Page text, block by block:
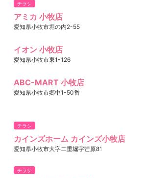
チラシ
アミカ 小牧店
愛知県小牧市堀の内2-55
イオン 小牧店
愛知県小牧市東1-126
ABC-MART 小牧店
愛知県小牧市郷中1-50番
チラシ
カインズホーム カインズ小牧店
愛知県小牧市大字二重堀字芒原81
チラシ